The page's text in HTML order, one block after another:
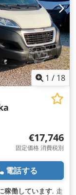
1 / 18
€17,746
固定価格 消費税別
電話する
稼働しています, 走